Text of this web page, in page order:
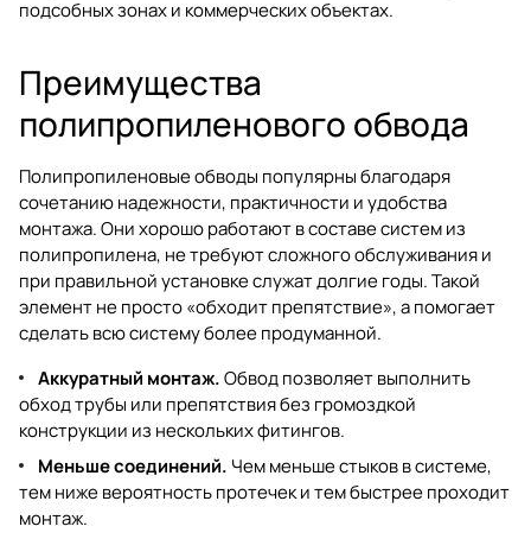
подсобных зонах и коммерческих объектах.
Преимущества
полипропиленового обвода
Полипропиленовые обводы популярны благодаря
сочетанию надежности, практичности и удобства
монтажа. Они хорошо работают в составе систем из
полипропилена, не требуют сложного обслуживания и
при правильной установке служат долгие годы. Такой
элемент не просто «обходит препятствие», а помогает
сделать всю систему более продуманной.
Аккуратный монтаж.Обвод позволяет выполнить
обход трубы или препятствия без громоздкой
конструкции из нескольких фитингов.
Меньше соединений. Чем меньше стыков в системе,
тем ниже вероятность протечек и тем быстрее проходит
монтаж.